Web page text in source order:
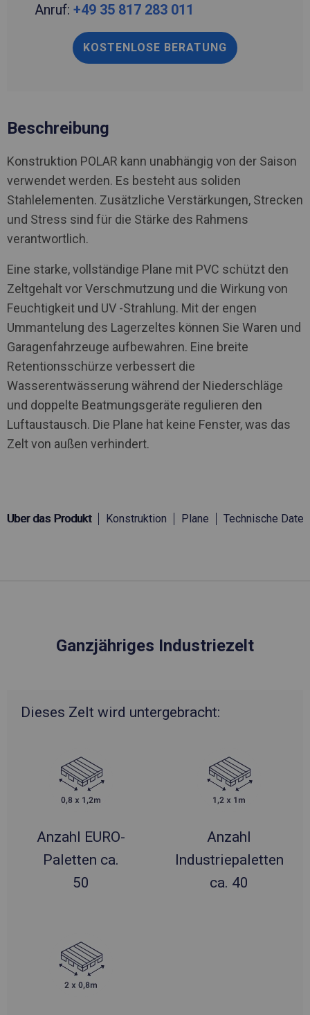
Anruf: +49 35 817 283 011
KOSTENLOSE BERATUNG
Beschreibung
Konstruktion POLAR kann unabhängig von der Saison
verwendet werden. Es besteht aus soliden
Stahlelementen. Zusätzliche Verstärkungen, Strecken
und Stress sind für die Stärke des Rahmens
verantwortlich.
Eine starke, vollständige Plane mit PVC schützt den
Zeltgehalt vor Verschmutzung und die Wirkung von
Feuchtigkeit und UV -Strahlung. Mit der engen
Ummantelung des Lagerzeltes können Sie Waren und
Garagenfahrzeuge aufbewahren. Eine breite
Retentionsschürze verbessert die
Wasserentwässerung während der Niederschläge
und doppelte Beatmungsgeräte regulieren den
Luftaustausch. Die Plane hat keine Fenster, was das
Zelt von außen verhindert.
Über das Produkt Konstruktion Plane Technische Daten
Ganzjähriges Industriezelt
Dieses Zelt wird untergebracht:
Anzahl EURO-
Paletten ca.
50
Anzahl
Industriepaletten
ca. 40